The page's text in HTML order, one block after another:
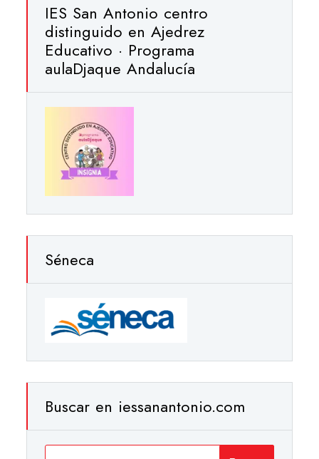
IES San Antonio centro
distinguido en Ajedrez
Educativo · Programa
aulaDjaque Andalucía
Séneca
Buscar en iessanantonio.com